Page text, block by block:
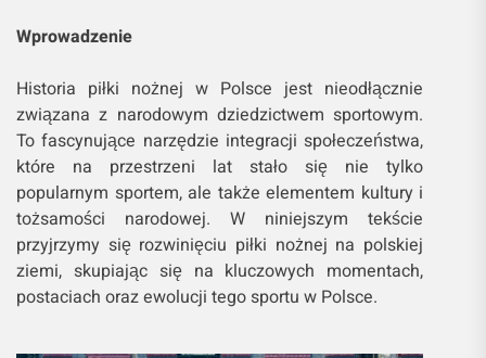
Wprowadzenie
Historia piłki nożnej w Polsce jest nieodłącznie
związana z narodowym dziedzictwem sportowym.
To fascynujące narzędzie integracji społeczeństwa,
które na przestrzeni lat stało się nie tylko
popularnym sportem, ale także elementem kultury i
tożsamości narodowej. W niniejszym tekście
przyjrzymy się rozwinięciu piłki nożnej na polskiej
ziemi, skupiając się na kluczowych momentach,
postaciach oraz ewolucji tego sportu w Polsce.